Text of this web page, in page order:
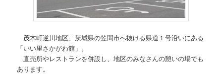
茂木町逆川地区、茨城県の笠間市へ抜ける県道１号沿いにある
「いい里さかがわ館」。
直売所やレストランを併設し、地区のみなさんの憩いの場でも
あります。